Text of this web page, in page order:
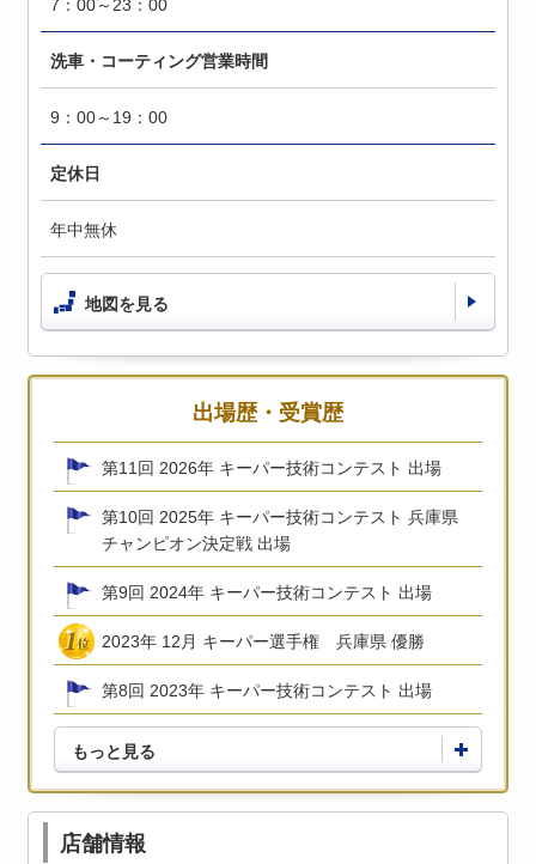
7：00～23：00
洗車・コーティング営業時間
9：00～19：00
定休日
年中無休
地図を見る
出場歴・受賞歴
第11回 2026年 キーパー技術コンテスト 出場
第10回 2025年 キーパー技術コンテスト 兵庫県
チャンピオン決定戦 出場
第9回 2024年 キーパー技術コンテスト 出場
2023年 12月 キーパー選手権 兵庫県 優勝
第8回 2023年 キーパー技術コンテスト 出場
もっと見る
店舗情報